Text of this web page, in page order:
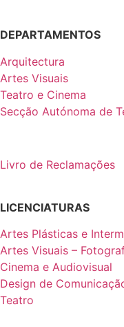
DEPARTAMENTOS
Arquitectura
Artes Visuais
Teatro e Cinema
Secção Autónoma de
Livro de Reclamações
LICENCIATURAS
Artes Plásticas e
Artes Visuais –
Cinema e Audiovisual
Design de
Teatro